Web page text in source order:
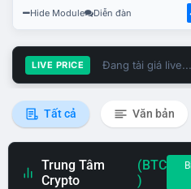
Hide Module Diễn đàn
LIVE PRICE Đang tải giá live...
Tất cả Văn bản
Trung Tâm
Crypto
(BTC
)